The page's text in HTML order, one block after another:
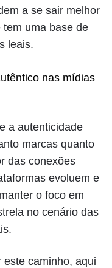
a se sair melhor
uma base de
leais.
nas mídias
a autenticidade
marcas quanto
das conexões
evoluem e
o foco em
no cenário das
caminho, aqui